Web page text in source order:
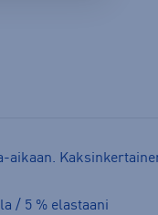
aikaan.
/ 5 % elastaani